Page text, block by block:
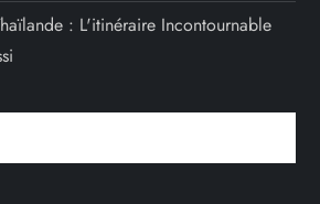
: L'itinéraire Incontournable